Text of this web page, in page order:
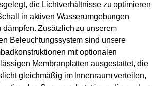
die Lichtverhältnisse zu optimieren
in aktiven Wasserumgebungen
dämpfen. Zusätzlich zu unserem
Beleuchtungssystem sind unsere
mit optionalen
Membranplatten ausgestattet, die
gleichmäßig im Innenraum verteilen,